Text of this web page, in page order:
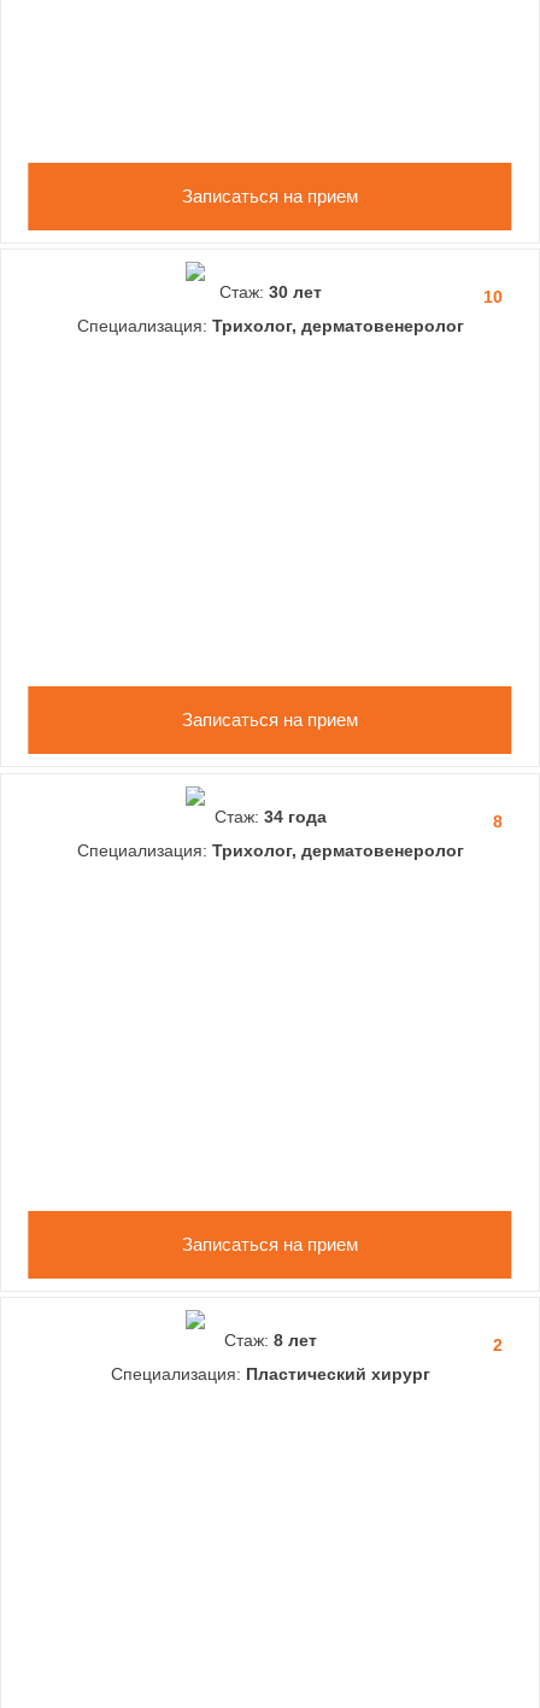
Записаться на прием
10
Стаж: 30 лет
Специализация: Трихолог, дерматовенеролог
Записаться на прием
8
Стаж: 34 года
Специализация: Трихолог, дерматовенеролог
Записаться на прием
2
Стаж: 8 лет
Специализация: Пластический хирург